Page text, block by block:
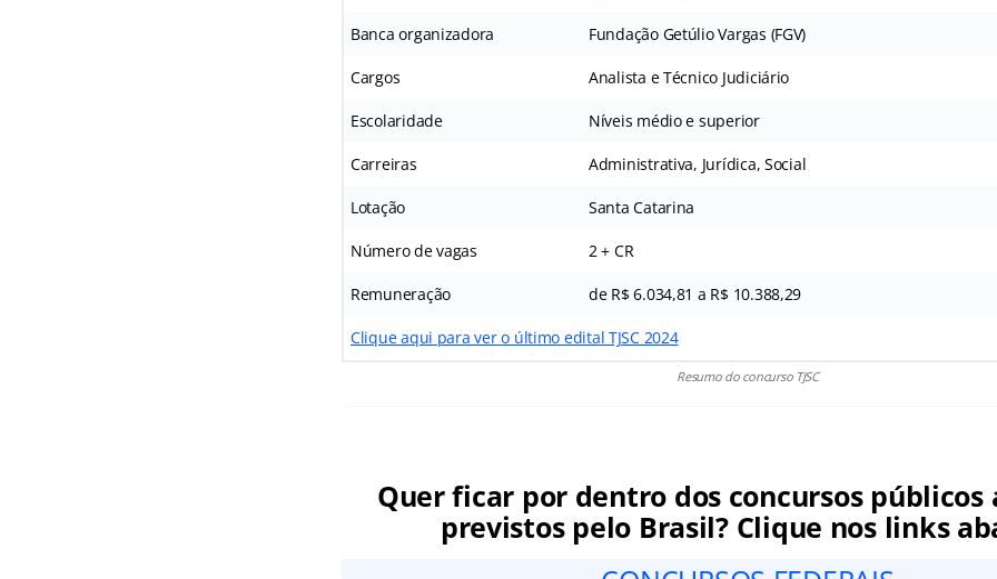
Banca organizadora Fundação Getúlio Vargas (FGV)
Cargos Analista e Técnico Judiciário
Escolaridade Níveis médio e superior
Carreiras Administrativa, Jurídica, Social
Lotação Santa Catarina
Número de vagas 2 + CR
Remuneração de R$ 6.034,81 a R$ 10.388,29
Clique aqui para ver o último edital TJSC 2024
Resumo do concurso TJSC
Quer ficar por dentro dos concursos públicos
previstos pelo Brasil? Clique nos links